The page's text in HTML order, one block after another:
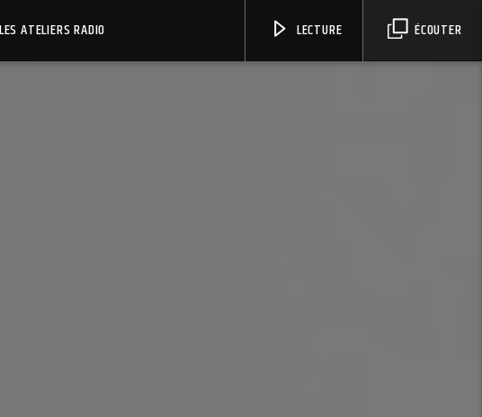
LES ATELIERS RADIO ÉCOUTER
LECTURE